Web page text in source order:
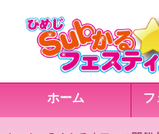
ホーム フ